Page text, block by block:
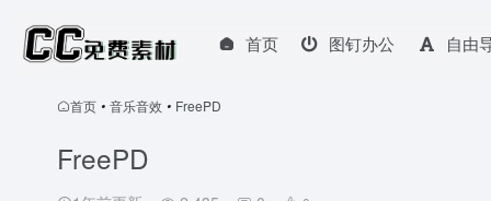
首页 图钉办公 自由
首页 • 音乐音效 • FreePD
FreePD